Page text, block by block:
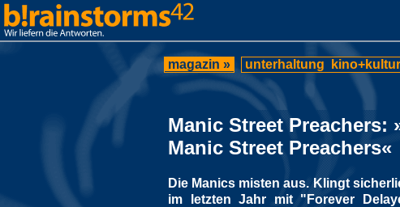
magazin » unterhaltung kino+kultur
Manic Street Preachers:
Manic Street Preachers«
Die Manics misten aus. Klingt
im letzten Jahr mit "Forever